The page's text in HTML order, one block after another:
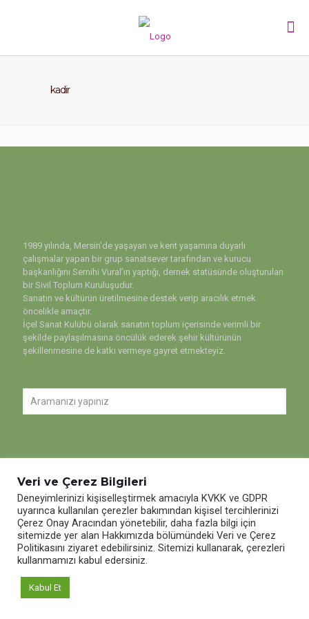
kadir
1989 yılında, Mersin’de yaşayan ve kent yaşamına duyarlı
çalışmalar yapan bir grup sanatsever tarafından ve kurucu
başkanlığını Semihi Vural’ın yaptığı, dernek statüsünde oluşturulan
bir Sivil Toplum Kuruluşudur.
Sanatın ve kültürün üretilmesine destek verip aracılık etmek
öncelikle amaçtır.
İçel Sanat Kulübü olarak sanatın toplum içerisinde verimli bir
şekilde paylaşılmasına öncülük ederek şehir kültürünün
şekillenmesine de katkı vermeye gayret etmekteyiz.
© 2020 İçel Sanat Kulübü. Tüm hakları saklıdır.
Veri ve Çerez Bilgileri
Deneyimlerinizi kişiselleştirmek amacıyla KVKK ve GDPR
uyarınca kullanılan çerezler bakımından kişisel tercihlerinizi
Çerez Onay Aracından yönetebilir, daha fazla bilgi için
sitemizde yer alan Hakkımızda bölümündeki Veri ve Çerez
Politikasını ziyaret edebilirsiniz. Sitemizi kullanarak, çerezleri
kullanmamızı kabul edersiniz.
Kabul Et